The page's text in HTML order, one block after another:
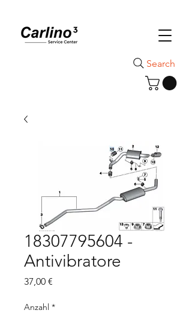
Search
18307795604 -
Antivibratore
37,00 €
Anzahl *